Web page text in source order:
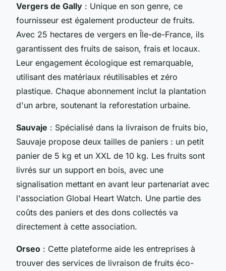
Vergers de Gally : Unique en son genre, ce
fournisseur est également producteur de fruits.
Avec 25 hectares de vergers en Île-de-France, ils
garantissent des fruits de saison, frais et locaux.
Leur engagement écologique est remarquable,
utilisant des matériaux réutilisables et zéro
plastique. Chaque abonnement inclut la plantation
d'un arbre, soutenant la reforestation urbaine.
Sauvaje : Spécialisé dans la livraison de fruits bio,
Sauvaje propose deux tailles de paniers : un petit
panier de 5 kg et un XXL de 10 kg. Les fruits sont
livrés sur un support en bois, avec une
signalisation mettant en avant leur partenariat avec
l'association Global Heart Watch. Une partie des
coûts des paniers et des dons collectés va
directement à cette association.
Orseo : Cette plateforme aide les entreprises à
trouver des services de livraison de fruits éco-